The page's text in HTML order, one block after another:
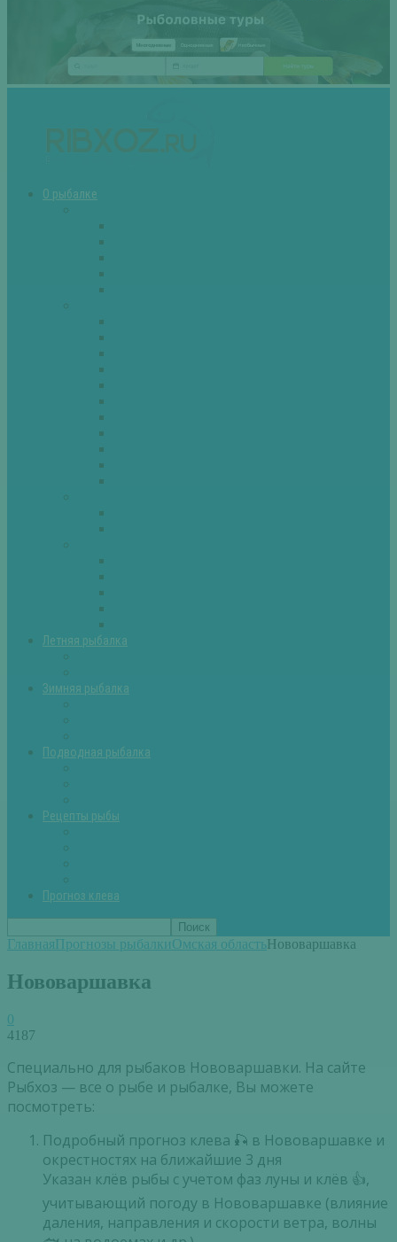
О рыбалке
Летняя рыбалка
Зимняя рыбалка
Подводная рыбалка
Рецепты рыбы
Прогноз клева
ГлавнаяПрогнозы рыбалкиОмская областьНововаршавка
Нововаршавка
0
4187
Специально для рыбаков Нововаршавки. На сайте
Рыбхоз — все о рыбе и рыбалке, Вы можете
посмотреть:
Подробный прогноз клева 🎣 в Нововаршавке и
окрестностях на ближайшие 3 дня
Указан клёв рыбы с учетом фаз луны и клёв 👍,
учитывающий погоду в Нововаршавке (влияние
даления, направления и скорости ветра, волны